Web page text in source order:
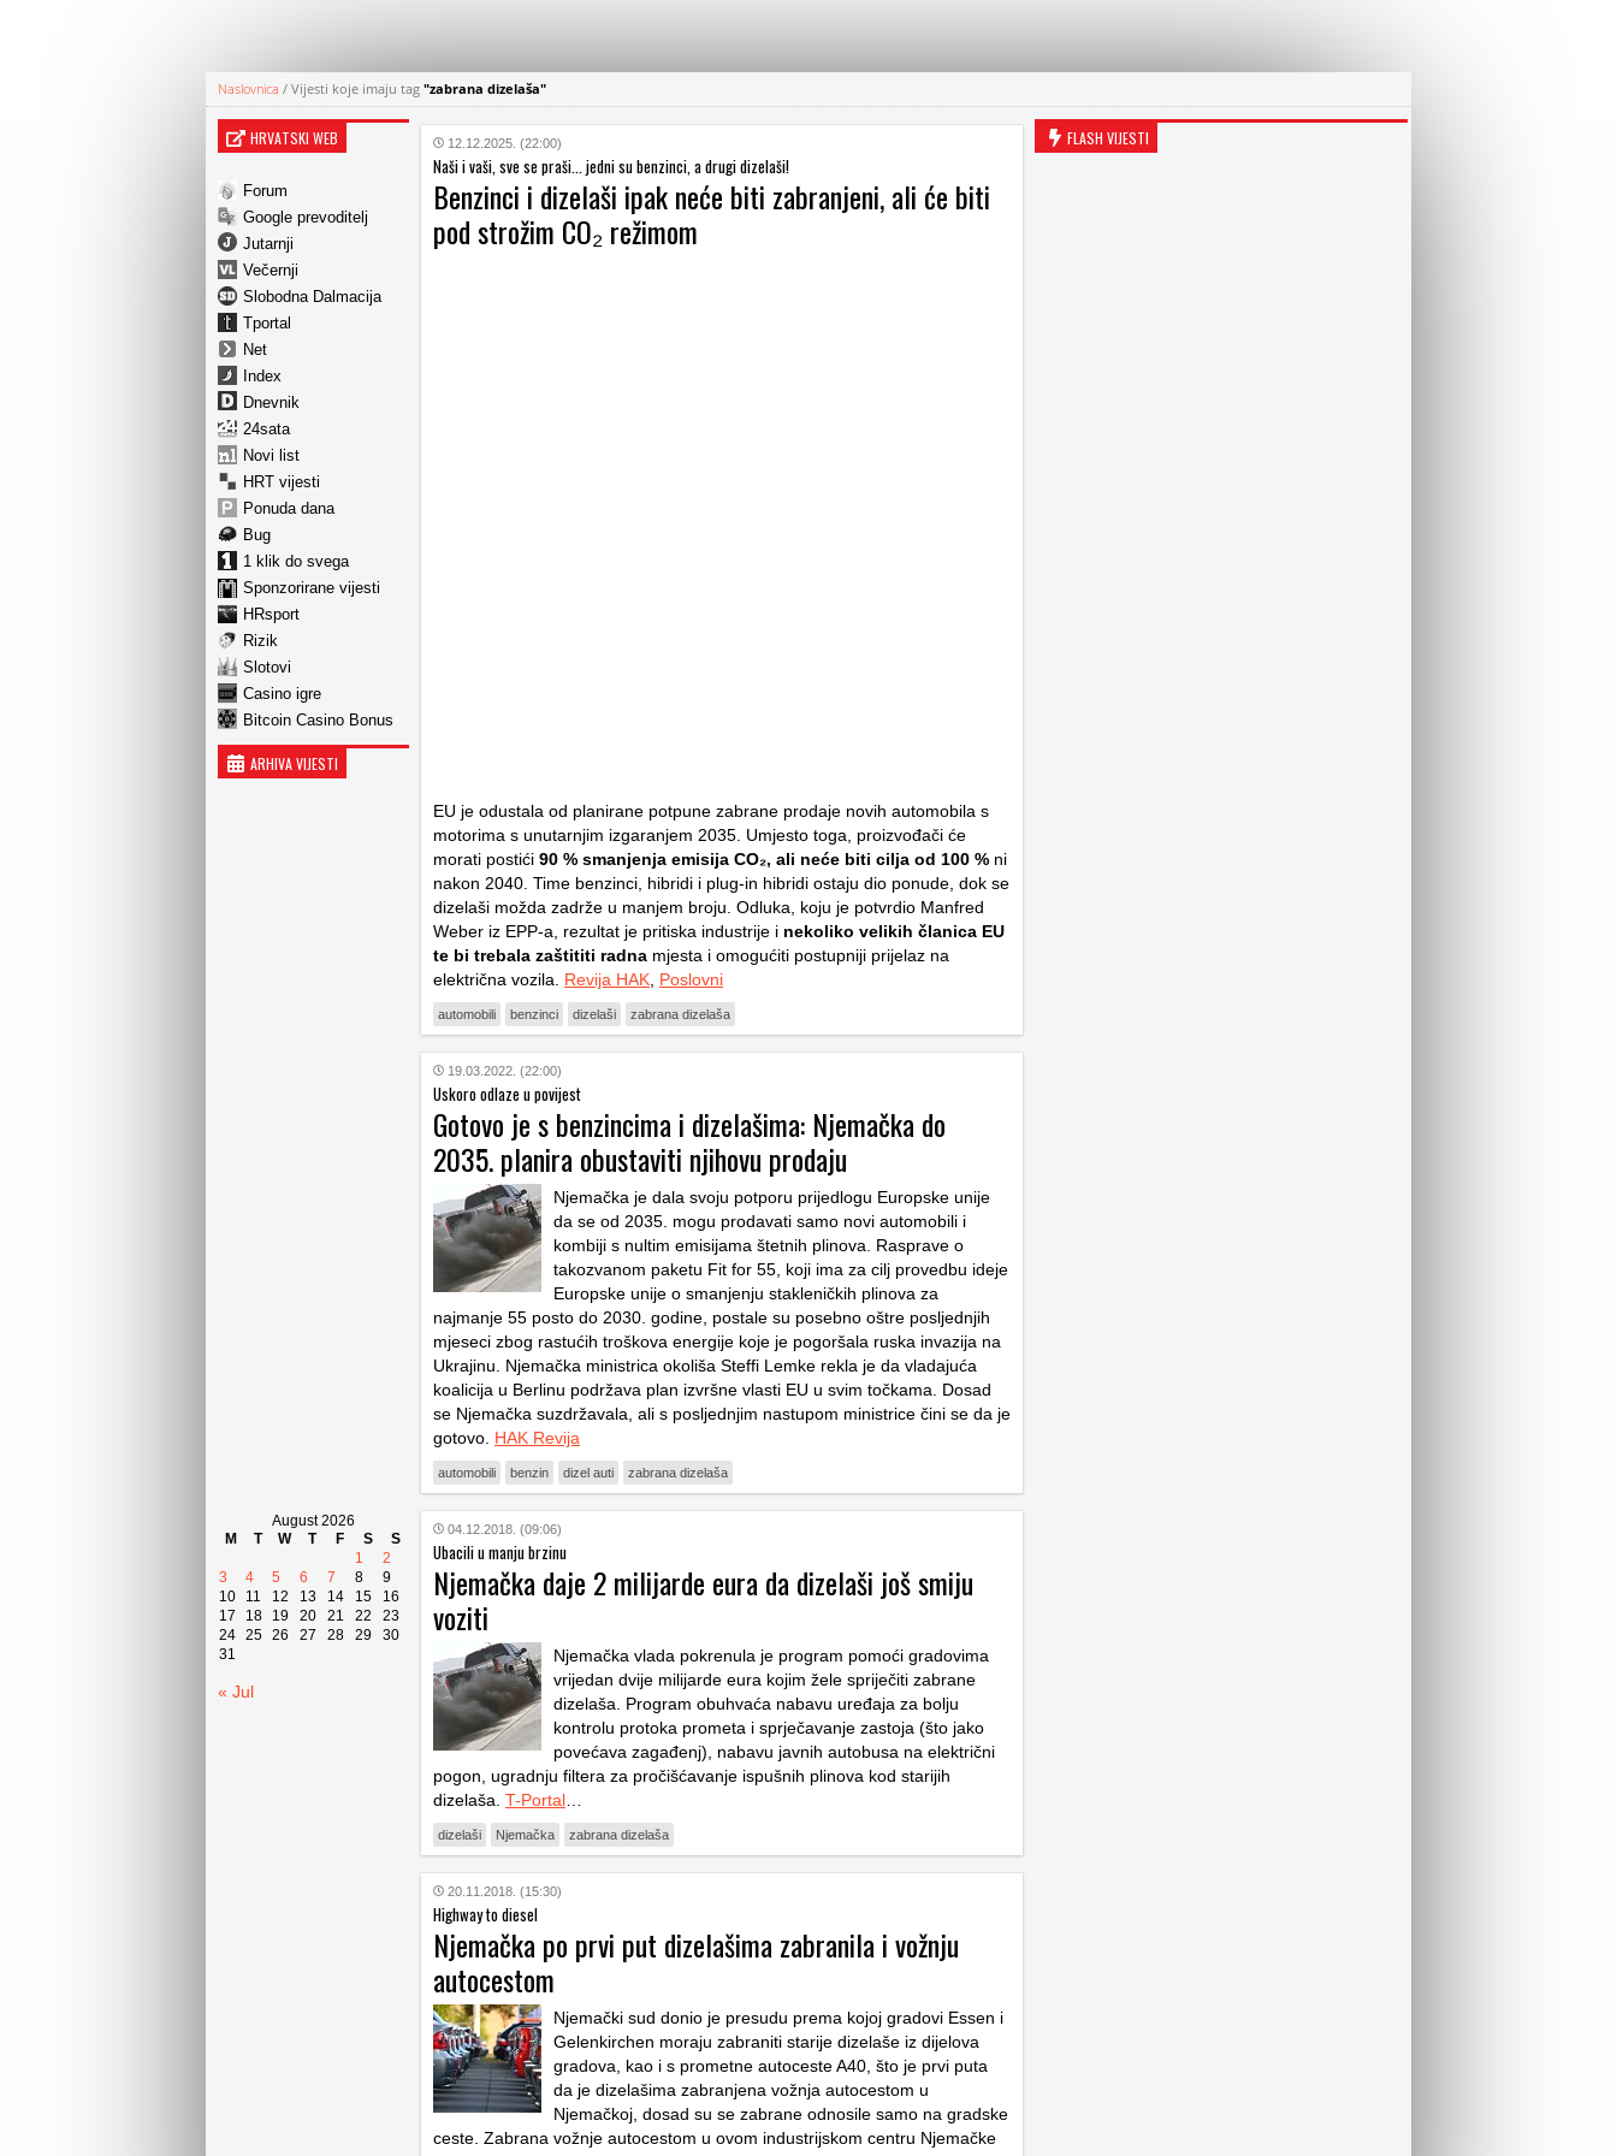
Naslovnica / Vijesti koje imaju tag "zabrana dizelaša"
HRVATSKI WEB
Forum
Google prevoditelj
Jutarnji
Večernji
Slobodna Dalmacija
Tportal
Net
Index
Dnevnik
24sata
Novi list
HRT vijesti
Ponuda dana
Bug
1 klik do svega
Sponzorirane vijesti
HRsport
Rizik
Slotovi
Casino igre
Bitcoin Casino Bonus
ARHIVA VIJESTI
August 2026
M
T W T F S
S
1
2
3
4 5 6 7 8
9
10
11 12 13 14 15
16
17
18 19 20 21 22
23
24 25 26 27 28 29
30
31
« Jul
12.12.2025. (22:00)
Naši i vaši, sve se praši... jedni su benzinci, a drugi dizelaši!
Benzinci i dizelaši ipak neće biti zabranjeni, ali će biti
pod strožim CO₂ režimom
EU je odustala od planirane potpune zabrane prodaje novih automobila s
motorima s unutarnjim izgaranjem 2035. Umjesto toga, proizvođači će
morati postići 90 % smanjenja emisija CO₂, ali neće biti cilja od 100 % ni
nakon 2040. Time benzinci, hibridi i plug-in hibridi ostaju dio ponude, dok se
dizelaši možda zadrže u manjem broju. Odluka, koju je potvrdio Manfred
Weber iz EPP-a, rezultat je pritiska industrije i nekoliko velikih članica EU
te bi trebala zaštititi radna mjesta i omogućiti postupniji prijelaz na
električna vozila. Revija HAK Poslovni
automobili benzinci dizelaši zabrana dizelaša
19.03.2022. (22:00)
Uskoro odlaze u povijest
Gotovo je s benzincima i dizelašima: Njemačka do
2035. planira obustaviti njihovu prodaju
Njemačka je dala svoju potporu prijedlogu Europske unije
da se od 2035. mogu prodavati samo novi automobili i
kombiji s nultim emisijama štetnih plinova. Rasprave o
takozvanom paketu Fit for 55, koji ima za cilj provedbu ideje
Europske unije o smanjenju stakleničkih plinova za
najmanje 55 posto do 2030. godine, postale su posebno oštre posljednjih
mjeseci zbog rastućih troškova energije koje je pogoršala ruska invazija na
Ukrajinu. Njemačka ministrica okoliša Steffi Lemke rekla je da vladajuća
koalicija u Berlinu podržava plan izvršne vlasti EU u svim točkama. Dosad
se Njemačka suzdržavala, ali s posljednjim nastupom ministrice čini se da je
gotovo. HAK Revija
automobili benzin dizel auti zabrana dizelaša
04.12.2018. (09:06)
Ubacili u manju brzinu
Njemačka daje 2 milijarde eura da dizelaši još smiju
voziti
Njemačka vlada pokrenula je program pomoći gradovima
vrijedan dvije milijarde eura kojim žele spriječiti zabrane
dizelaša. Program obuhvaća nabavu uređaja za bolju
kontrolu protoka prometa i sprječavanje zastoja (što jako
povećava zagađenj), nabavu javnih autobusa na električni
pogon, ugradnju filtera za pročišćavanje ispušnih plinova kod starijih
dizelaša. T-Portal
dizelaši Njemačka zabrana dizelaša
20.11.2018. (15:30)
Highway to diesel
Njemačka po prvi put dizelašima zabranila i vožnju
autocestom
Njemački sud donio je presudu prema kojoj gradovi Essen i
Gelenkirchen moraju zabraniti starije dizelaše iz dijelova
gradova, kao i s prometne autoceste A40, što je prvi puta
da je dizelašima zabranjena vožnja autocestom u
Njemačkoj, dosad su se zabrane odnosile samo na gradske
ceste. Zabrana vožnje autocestom u ovom industrijskom centru Njemačke
FLASH VIJESTI